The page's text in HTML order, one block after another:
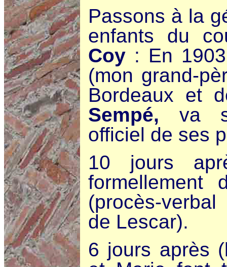
Passons à la
enfants du
Coy : En
(mon grand-
Bordeaux et
Sempé, va
officiel de ses
10 jours
formellement
(procès-
de Lescar).
6 jours après